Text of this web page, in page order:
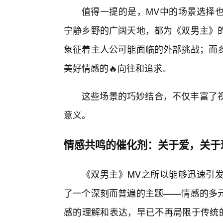
值得一提的是，MV中的场景选择
宁静乡野的广阔天地，都为《双男主
象征着主人公可能面临的外部挑战；
美好情感的🔥向往和追求。
这些场景的巧妙结合，不仅丰富了
意义。
情感共鸣的催化剂：关于爱，关
《双男主》MV之所以能够迅速引
了一个深刻而普遍的主题——情感的多
感的理解和表达，早已不再局限于传